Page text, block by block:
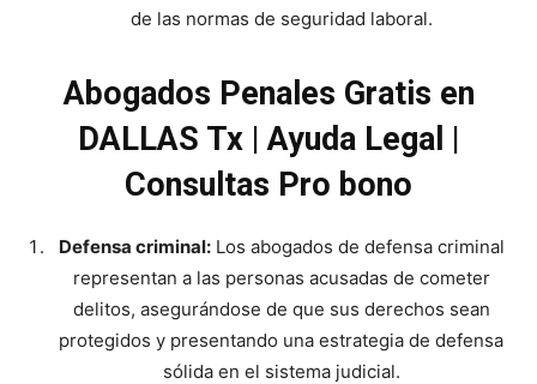
de las normas de seguridad laboral.
Abogados Penales Gratis en
DALLAS Tx | Ayuda Legal |
Consultas Pro bono
Defensa criminal:Los abogados de defensa criminal
representan a las personas acusadas de cometer
delitos, asegurándose de que sus derechos sean
protegidos y presentando una estrategia de defensa
sólida en el sistema judicial.